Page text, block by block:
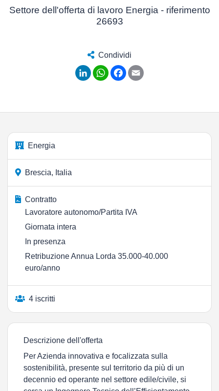
Settore dell'offerta di lavoro Energia - riferimento
26693
Condividi
LinkedInWhatsApp
Facebook
Energia
Brescia, Italia
Contratto
Lavoratore autonomo/Partita IVA
Giornata intera
In presenza
Retribuzione Annua Lorda 35.000-40.000
euro/anno
4 iscritti
Descrizione dell'offerta
Per Azienda innovativa e focalizzata sulla
sostenibilità, presente sul territorio da più di un
decennio ed operante nel settore edile/civile, si